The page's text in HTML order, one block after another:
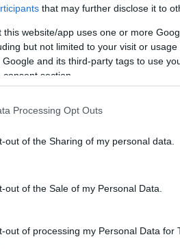
that may further disclose it to
this website/app uses one or more
but not limited to your visit or
and its third-party tags to use
section.
Processing Opt Outs
out of the Sharing of my personal data.
out of the Sale of my Personal Data.
out of processing my Personal Data for